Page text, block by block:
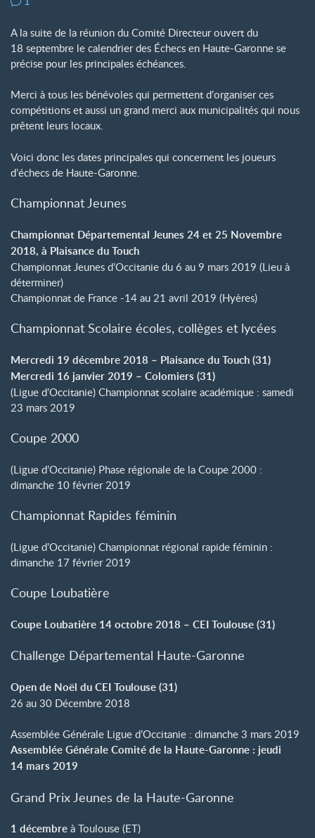
A la suite de la réunion du Comité Directeur ouvert du
18 septembre le calendrier des Échecs en Haute-Garonne se
précise pour les principales échéances.
Merci à tous les bénévoles qui permettent d’organiser ces
compétitions et aussi un grand merci aux municipalités qui nous
prêtent leurs locaux.
Voici donc les dates principales qui concernent les joueurs
d’échecs de Haute-Garonne.
Championnat Jeunes
Championnat Départemental Jeunes 24 et 25 Novembre
2018, à Plaisance du Touch
Championnat Jeunes d’Occitanie du 6 au 9 mars 2019 (Lieu à
déterminer)
Championnat de France -14 au 21 avril 2019 (Hyères)
Championnat Scolaire écoles, collèges et lycées
Mercredi 19 décembre 2018 – Plaisance du Touch (31)
Mercredi 16 janvier 2019 – Colomiers (31)
(Ligue d’Occitanie) Championnat scolaire académique : samedi
23 mars 2019
Coupe 2000
(Ligue d’Occitanie) Phase régionale de la Coupe 2000 :
dimanche 10 février 2019
Championnat Rapides féminin
(Ligue d’Occitanie) Championnat régional rapide féminin :
dimanche 17 février 2019
Coupe Loubatière
Coupe Loubatière 14 octobre 2018 – CEI Toulouse (31)
Challenge Départemental Haute-Garonne
Open de Noël du CEI Toulouse (31)
26 au 30 Décembre 2018
Assemblée Générale Ligue d’Occitanie : dimanche 3 mars 2019
Assemblée Générale Comité de la Haute-Garonne : jeudi
14 mars 2019
Grand Prix Jeunes de la Haute-Garonne
1 décembre à Toulouse (ET)